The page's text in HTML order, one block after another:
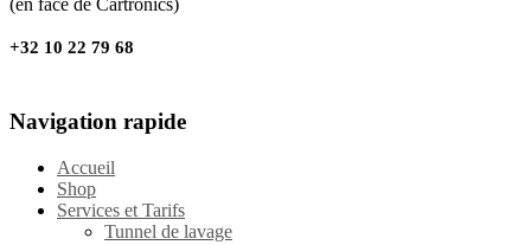
(en face de Cartronics)
+32 10 22 79 68
Navigation rapide
Accueil
Shop
Services et Tarifs
Tunnel de lavage